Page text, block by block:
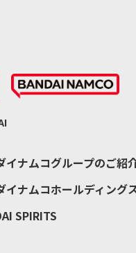
イナムコグループのご紹
イナムコホールディング
SPIRITS